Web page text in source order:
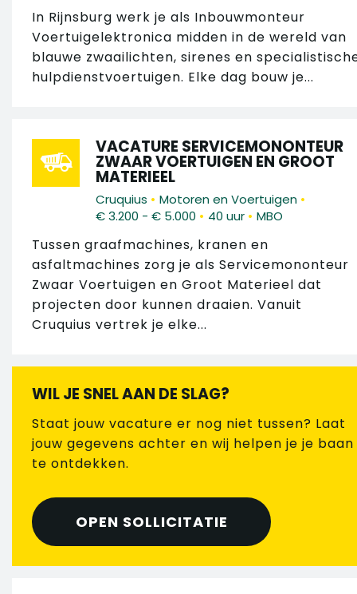
In Rijnsburg werk je als Inbouwmonteur
Voertuigelektronica midden in de wereld van
blauwe zwaailichten, sirenes en
hulpdienstvoertuigen. Elke dag bouw je...
VACATURE SERVICEMONONTEUR
ZWAAR VOERTUIGEN EN GROOT
MATERIEEL
Cruquius • Motoren en Voertuigen •
€ 3.200 - € 5.000 • 40 uur • MBO
Tussen graafmachines, kranen en
asfaltmachines zorg je als Servicemononteur
Zwaar Voertuigen en Groot Materieel dat
projecten door kunnen draaien. Vanuit
Cruquius vertrek je elke...
WIL JE SNEL AAN DE SLAG?
Staat jouw vacature er nog niet tussen? Laat
jouw gegevens achter en wij helpen je je baan
te ontdekken.
OPEN SOLLICITATIE